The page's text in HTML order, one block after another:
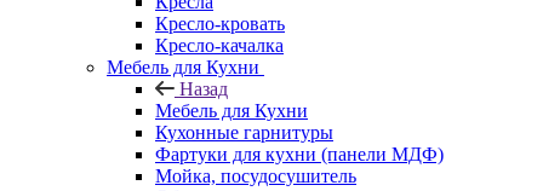
Кресло-кровать
Кресло-качалка
Мебель для Кухни
Назад
Мебель для Кухни
Кухонные гарнитуры
Фартуки для кухни (панели МДФ)
Мойка, посудосушитель